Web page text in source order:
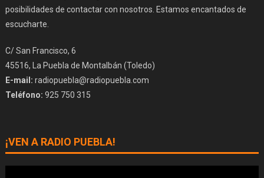
posibilidades de contactar con nosotros. Estamos encantados de
escucharte.
C/ San Francisco, 6
45516, La Puebla de Montalbán (Toledo)
E-mail: radiopuebla@radiopuebla.com
Teléfono: 925 750 315
¡VEN A RADIO PUEBLA!